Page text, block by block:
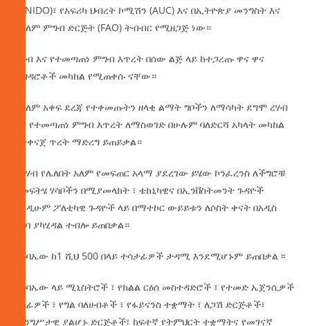
(UNIDO)፣ የአፍሪካ ህብረት ኮሚሽን (AUC) እና በኢትዮጵያ መንግስት እና
በአለም ምግብ ድርጅት (FAO) ትብብር የሚዘጋጅ ነው።
ረሃብ እና የተመጣጠነ ምግብ እጥረት በሰው ልጅ ላይ ከተጋረጡ ዋና ዋና
ተግዳሮቶች መካከል የሚጠቀሱ ናቸው።
በአለም አቀፍ ደረጃ የተቀመጡትን ዘላቂ ልማት ግቦችን ለማሳካት ደግሞ ረሃብ
እና የተመጣጠነ ምግብ እጥረት ለማስወገድ በሁሉም ባለድርሻ አካላት መካከል
የተቀናጀ ጥረት ማድረግ ይጠይቃል።
የረሃብ የሌለበት አለም የመፍጠር አላማ ያደረገው ይሄው ኮንፈረንስ ለችግሮቹ
የመፍትሄ ሃሳቦችን በሚያመላክት ፣ ቴክኒካዊና በኢንቨስትመንት ጉዳዮች
እንዲሁም ፖለቲካዊ ጉዳዮች ላይ በማተኮር ውይይቱን ለሶስት ቀናት በአዲስ
አበባ ያካሂዳል ተብሎ ይጠበቃል።
በጉባኤው ከ1 ሺህ 500 በላይ ተሳታፊዎች ታዳሚ እንደሚሆኑም ይጠበቃል ፡፡
በጉባኤው ላይ ሚኒስትሮች ፣ የክልል ርዕሰ መስተዳድሮች ፣ የተመድ ኤጀንሲዎች
ሀላፊዎች ፣ የግል ባለሀብቶች ፣ የፋይናንስ ተቋማት ፣ ለጋሽ ድርጅቶች፣
መንግሥታዊ ያልሆኑ ድርጅቶች፣ ከፍተኛ የትምህርት ተቋማትና የመገናኛ